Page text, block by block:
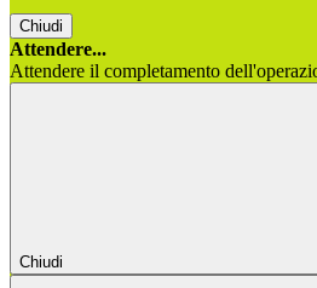
Chiudi
Attendere...
Attendere il completamento
Chiudi